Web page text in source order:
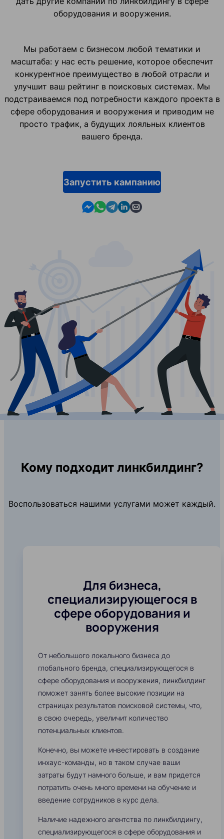
оборудования и вооружения.
Мы работаем с бизнесом любой тематики и
масштаба: у нас есть решение, которое обеспечит
конкурентное преимущество в любой отрасли и
улучшит ваш рейтинг в поисковых системах. Мы
подстраиваемся под потребности каждого проекта в
сфере оборудования и вооружения и приводим не
просто трафик, а будущих лояльных клиентов
вашего бренда.
Запустить кампанию
Contact us in Messenger
Contact us in WhatsApp
Contact us in Telegram
Contact us in Linkedin
Contact us by email
Кому подходит линкбилдинг?
Воспользоваться нашими услугами может каждый.
Для бизнеса,
специализирующегося в
сфере оборудования и
вооружения
От небольшого локального бизнеса до
глобального бренда, специализирующегося в
сфере оборудования и вооружения, линкбилдинг
поможет занять более высокие позиции на
страницах результатов поисковой системы, что,
в свою очередь, увеличит количество
потенциальных клиентов.
Конечно, вы можете инвестировать в создание
инхаус-команды, но в таком случае ваши
затраты будут намного больше, и вам придется
потратить очень много времени на обучение и
введение сотрудников в курс дела.
Наличие надежного агентства по линкбилдингу,
специализирующегося в сфере оборудования и